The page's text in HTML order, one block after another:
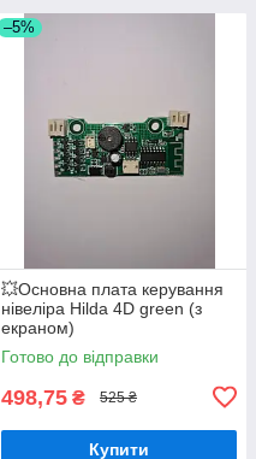
–5%
💥Основна плата керування
нівеліра Hilda 4D green (з
екраном)
Готово до відправки
498,75 ₴ 525 ₴
Купити